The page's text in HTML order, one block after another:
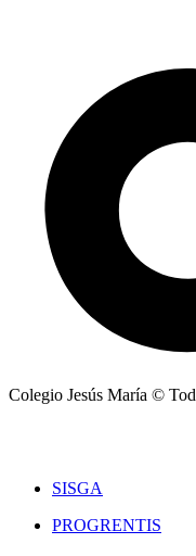
Colegio Jesús María ©
SISGA
PROGRENTIS